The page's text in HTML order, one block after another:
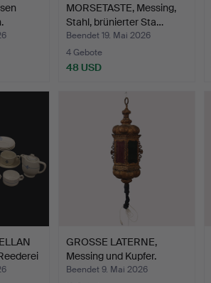
MORSETASTE, Messing,
Stahl, brünierter Sta…
Beendet 19. Mai 2026
4 Gebote
48 USD
GROSSE LATERNE,
Messing und Kupfer.
Bronzi…
Beendet 9. Mai 2026